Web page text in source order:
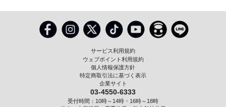
サービス利用規約
ウェブポイント利用規約
個人情報保護方針
特定商取引法に基づく表示
企業サイト
03-4550-6333
受付時間：10時～14時・16時～18時